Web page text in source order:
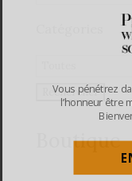
Boutique
Vous pénétrez
l’honneur être